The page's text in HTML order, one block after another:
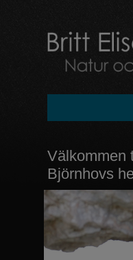
Välkommen
Björnhovs